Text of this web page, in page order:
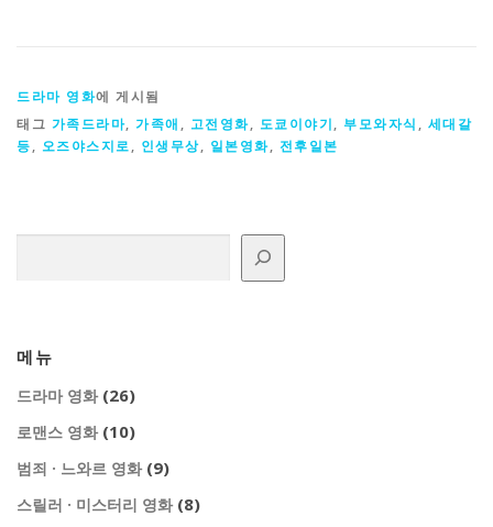
드라마 영화에 게시됨
태그 가족드라마, 가족애 , 고전영화, 도쿄이야기, 부모와자식 , 세대갈
등, 오즈야스지로, 인생무상, 일본영화, 전후일본
메뉴
드라마 영화(26)
로맨스 영화(10)
범죄 · 느와르 영화(9)
스릴러 · 미스터리 영화(8)